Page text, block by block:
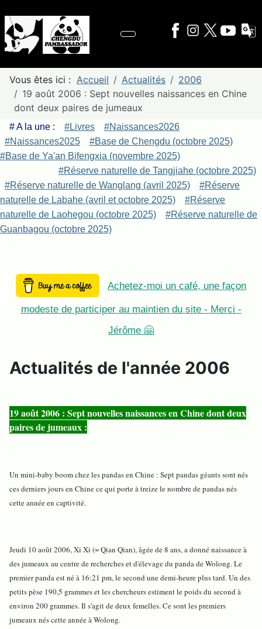
Vous êtes ici : Accueil Actualités
2006
19 août 2006 : Sept nouvelles naissances en Chine
dont deux paires de jumeaux
# A la une : #Livres
#Naissances2026
#Naissances2025
#Base de Chengdu (octobre 2025)
#Base de Ya'an Bifengxia (novembre 2025)
#Réserve naturelle de Tangjiahe (octobre 2025)
#Réserve naturelle de Wanglang (avril 2025)
#Réserve
naturelle de Labahe (avril et octobre 2025)
#Réserve
naturelle de Laohegou (octobre 2025)
#Réserve naturelle de
Guanbagou (octobre 2025)
Achetez-moi un café, une façon
modeste de participer au maintien du site - Merci -
Jérôme 🤗
Actualités de l'année 2006
19 août 2006 : Sept nouvelles naissances en Chine dont deux
paires de jumeaux :
Un mini-baby boom chez les pandas en Chine : Sept pandas géants sont nés
ces derniers jours en Chine ce qui porte à treize le nombre de pandas nés
cette année en captivité.
Jeudi 10 août 2006, Xi Xi (= Qian Qian), âgée de 8 ans, a donné naissance à
des jumeaux au centre de recherches et d'élevage du panda de Wolong. Le
premier panda est né à 16:21 pm, le second une demi-heure plus tard. Un des
petits pèse 190,5 grammes et les chercheurs estiment le poids du second à
environ 200 grammes. Il s'agit de deux femelles. Ce sont les premiers
jumeaux nés cette année à Wolong.